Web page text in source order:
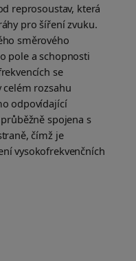
reprosoustav, která
pro šíření zvuku.
směrového
pole a schopnosti
se
celém rozsahu
odpovídající
spojena s
čímž je
vysokofrekvenčních